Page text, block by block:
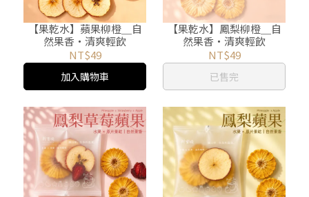
【果乾水】蘋果柳橙＿自
然果香・清爽輕飲
NT$49
加入購物車
【果乾水】鳳梨柳橙＿自
然果香・清爽輕飲
NT$49
已售完